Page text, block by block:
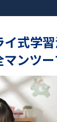
イ式学
マンツ